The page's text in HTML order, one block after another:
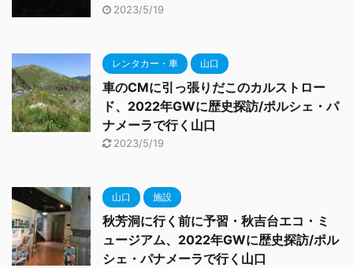
2023/5/19
レンタカー・車 山口
車のCMに引っ張りだこのカルストロー
ド、2022年GWに歴史探訪/ポルシェ・パ
ナメーラで行く山口
2023/5/19
山口 施設
秋芳洞に行く前に予習・秋吉台エコ・ミ
ュージアム、2022年GWに歴史探訪/ポル
シェ・パナメーラで行く山口